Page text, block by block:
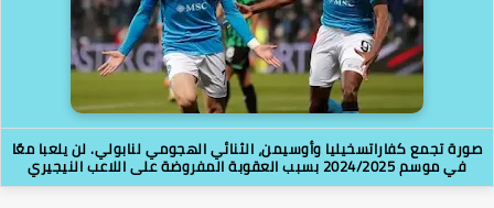
تجمع كفاراتسخيليا وأوسيمن، الثنائي الهجومي لنابولي. لن يلعبا معًا
في موسم 2024/2025 بسبب العقوبة المفروضة على اللاعب النيجيري